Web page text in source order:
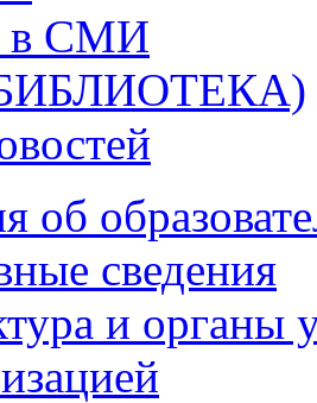
СМИ
об
сведения
и органы